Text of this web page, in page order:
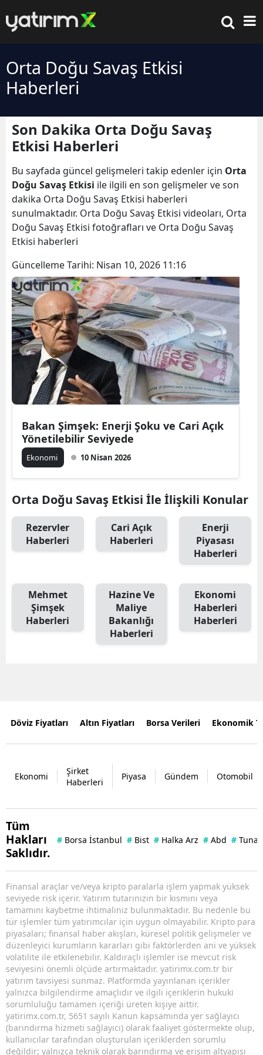
Orta Doğu Savaş Etkisi
Haberleri
Son Dakika Orta Doğu Savaş
Etkisi Haberleri
Bu sayfada güncel gelişmeleri takip edenler için Orta
Doğu Savaş Etkisi ile ilgili en son gelişmeler ve son
dakika Orta Doğu Savaş Etkisi haberleri
sunulmaktadır. Orta Doğu Savaş Etkisi videoları, Orta
Doğu Savaş Etkisi fotoğrafları ve Orta Doğu Savaş
Etkisi haberleri
Güncelleme Tarihi: Nisan 10, 2026 11:16
Bakan Şimşek: Enerji Şoku ve Cari Açık
Yönetilebilir Seviyede
Ekonomi 10 Nisan 2026
Orta Doğu Savaş Etkisi İle İlişkili Konular
Rezervler
Haberleri
Cari Açık
Haberleri
Enerji
Piyasası
Haberleri
Mehmet
Şimşek
Haberleri
Hazine Ve
Maliye
Bakanlığı
Haberleri
Ekonomi
Haberleri
Haberleri
Döviz Fiyatları Altın Fiyatları Borsa Verileri Ekonomik
Ekonomi
Şirket
Haberleri
Piyasa Gündem Otomobil
Tüm
Hakları
Saklıdır.
# Borsa İstanbul # Bist # Halka Arz # Abd # Tuna
Finansal araçlar ve/veya kripto paralarla işlem yapmak yüksek
seviyede risk içerir. Yatırım tutarınızın bir kısmını veya
tamamını kaybetme ihtimaliniz bulunmaktadır. Bu nedenle bu
tür işlemler tüm yatırımcılar için uygun olmayabilir. Kripto para
piyasaları; finansal haber akışları, küresel politik gelişmeler ve
düzenleyici kurumların kararları gibi faktörlerden ani ve yüksek
volatilite ile etkilenebilir. Kaldıraçlı işlemler ise mevcut risk
seviyesini önemli ölçüde artırmaktadır. yatirimx.com.tr bir
yatırım tavsiyesi sunmaz. Platformda yayınlanan içerikler
yalnızca bilgilendirme amaçlıdır ve ilgili içeriklerin hukuki
sorumluluğu tamamen içeriği üreten kişiye aittir.
yatirimx.com.tr, 5651 sayılı Kanun kapsamında yer sağlayıcı
(barındırma hizmeti sağlayıcı) olarak faaliyet göstermekte olup,
kullanıcılar tarafından oluşturulan içeriklerden sorumlu
değildir; yalnızca teknik olarak barındırma ve erişim altyapısı